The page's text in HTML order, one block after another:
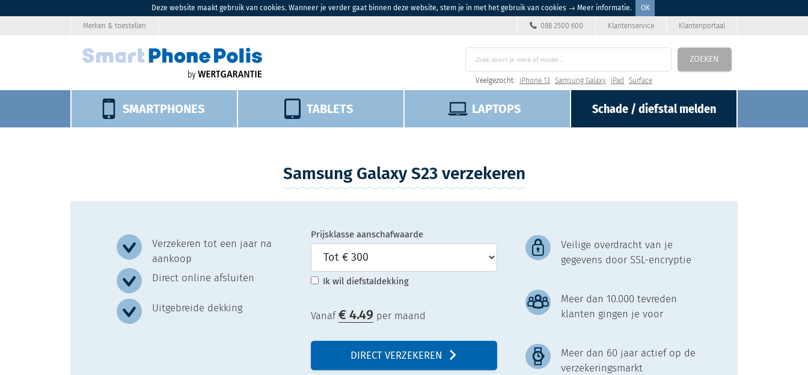
Deze website maakt gebruik van cookies. Wanneer je verder gaat binnen deze website, stem je in met het gebruik van cookies → Meer informatie. OK
Merken & toestellen 088 2500 600 Klantenservice Klantenportaal
ZOEKEN
Veelgezocht: iPhone 13 Samsung Galaxy iPad Surface
SMARTPHONES TABLETS LAPTOPS Schade / diefstalmelden
Samsung Galaxy S23 verzekeren
Verzekeren tot een jaar na
aankoop
Direct online afsluiten
Uitgebreide dekking
Prijsklasse aanschafwaarde
Ik wil diefstaldekking
Vanaf €4.49 per maand
DIRECT VERZEKEREN
Veilige overdracht van je
gegevens door SSL-encryptie
Meer dan 10.000 tevreden
klanten gingen je voor
Meer dan 60 jaar actief op de
verzekeringsmarkt